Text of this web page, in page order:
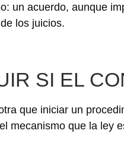
un acuerdo, aunque
los juicios.
SI EL
que iniciar un
mecanismo que la ley